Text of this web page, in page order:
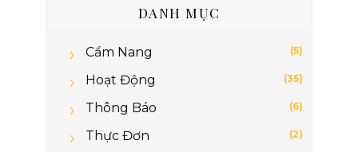
DANH MỤC
Cẩm Nang (5)
Hoạt Động (35)
Thông Báo (6)
Thực Đơn (2)